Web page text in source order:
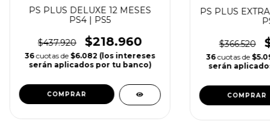
PS PLUS DELUXE 12 MESES
PS4 | PS5
$437.920 $218.960
36 cuotas de $6.082 (los intereses
serán aplicados por tu banco)
COMPRAR
PS PLUS
$366.520
36 cuotas de
serán
COMPRAR